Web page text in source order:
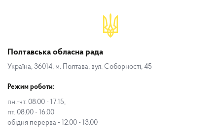
Полтавська обласна рада
Україна, 36014, м. Полтава, вул. Соборності, 45
Режим роботи:
пн.-чт. 08.00 - 17.15,
пт. 08.00 - 16.00
обідня перерва - 12.00 - 13.00